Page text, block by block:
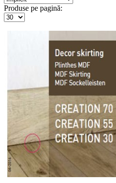
Produse pe pagină: